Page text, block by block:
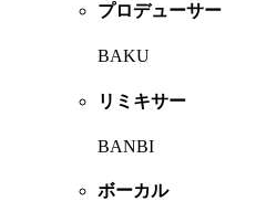
プロデューサー
BAKU
リミキサー
BANBI
ボーカル